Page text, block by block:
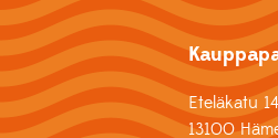
Eteläkatu
13100